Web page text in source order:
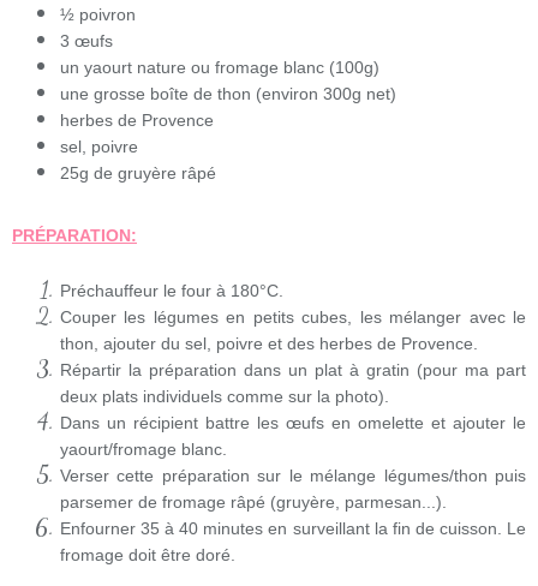
½ poivron
3 œufs
un yaourt nature ou fromage blanc (100g)
une grosse boîte de thon (environ 300g net)
herbes de Provence
sel, poivre
25g de gruyère râpé
PRÉPARATION:
Préchauffeur le four à 180°C.
Couper les légumes en petits cubes, les mélanger avec le
thon, ajouter du sel, poivre et des herbes de Provence.
Répartir la préparation dans un plat à gratin (pour ma part
deux plats individuels comme sur la photo).
Dans un récipient battre les œufs en omelette et ajouter le
yaourt/fromage blanc.
Verser cette préparation sur le mélange légumes/thon puis
parsemer de fromage râpé (gruyère, parmesan...).
Enfourner 35 à 40 minutes en surveillant la fin de cuisson. Le
fromage doit être doré.